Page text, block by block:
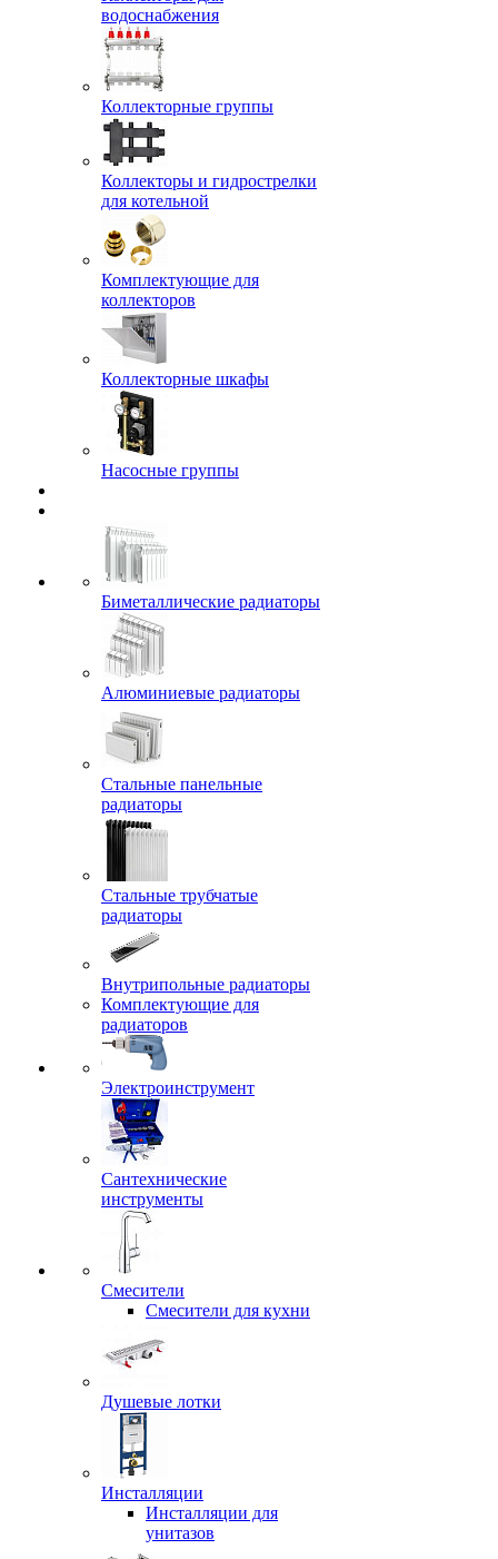
водоснабжения
Коллекторные группы
Коллекторы и гидрострелки
для котельной
Комплектующие для
коллекторов
Коллекторные шкафы
Насосные группы
Биметаллические радиаторы
Алюминиевые радиаторы
Стальные панельные
радиаторы
Стальные трубчатые
радиаторы
Внутрипольные радиаторы
Комплектующие для
радиаторов
Электроинструмент
Сантехнические
инструменты
Смесители
Смесители для кухни
Душевые лотки
Инсталляции
Инсталляции для
унитазов